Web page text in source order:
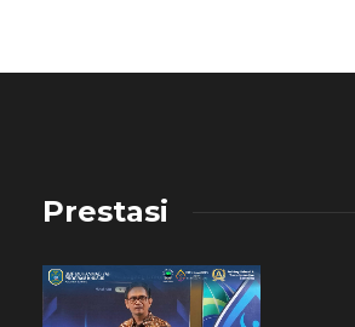
Prestasi